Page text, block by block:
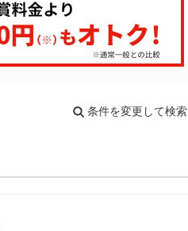
条件を変更して検索